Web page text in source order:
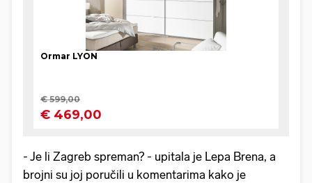
- Je li Zagreb spreman? - upitala je Lepa Brena, a
brojni su joj poručili u komentarima kako je